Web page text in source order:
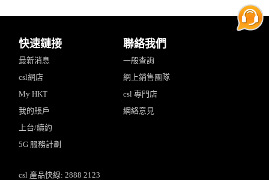
快速鏈接
最新消息
csl網店
My HKT
我的賬戶
上台/續約
5G 服務計劃
聯絡我們
一般查詢
網上銷售團隊
csl 專門店
網絡意見
csl 產品快線: 2888 2123